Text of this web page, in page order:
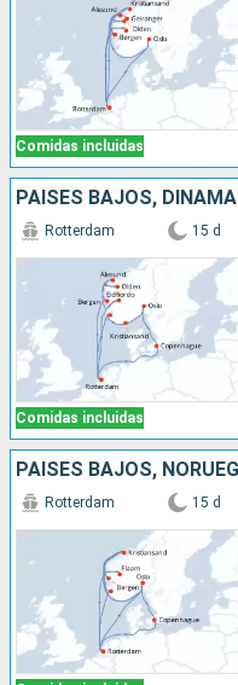
Comidas incluidas
PAISES BAJOS,
Comidas incluidas
Rotterdam 15 d
PAISES BAJOS,
Rotterdam 15 d